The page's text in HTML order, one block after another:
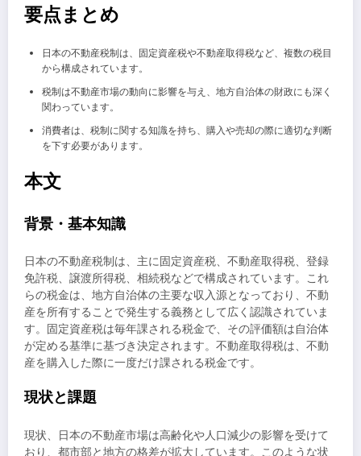
要点まとめ
日本の不動産税制は、固定資産税や不動産取得税など、複数の税目
から構成されています。
税制は不動産市場の動向に影響を与え、地方自治体の財政にも深く
関わっています。
消費者は、税制に関する知識を持ち、購入や売却の際に適切な判断
を下す必要があります。
本文
背景・基本知識
日本の不動産税制は、主に固定資産税、不動産取得税、登録
免許税、譲渡所得税、相続税などで構成されています。これ
らの税金は、地方自治体の主要な収入源となっており、不動
産を所有することで発生する義務として広く認識されていま
す。固定資産税は毎年課される税金で、その評価額は自治体
が定める基準に基づき決定されます。不動産取得税は、不動
産を購入した際に一度だけ課される税金です。
現状と課題
現状、日本の不動産市場は高齢化や人口減少の影響を受けて
おり、都市部と地方の格差が拡大しています。このような状